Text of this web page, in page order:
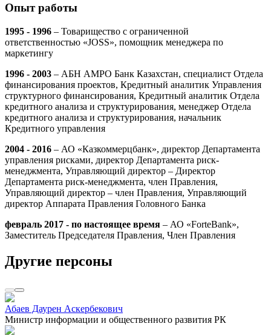
Опыт работы
1995 - 1996 – Товарищество с ограниченной
ответственностью «JOSS», помощник менеджера по
маркетингу
1996 - 2003 – АБН АМРО Банк Казахстан, специалист Отдела
финансирования проектов, Кредитный аналитик Управления
структурного финансирования, Кредитный аналитик Отдела
кредитного анализа и структурирования, менеджер Отдела
кредитного анализа и структурирования, начальник
Кредитного управления
2004 - 2016 – АО «Казкоммерцбанк», директор Департамента
управления рисками, директор Департамента риск-
менеджмента, Управляющий директор – Директор
Департамента риск-менеджмента, член Правления,
Управляющий директор – член Правления, Управляющий
директор Аппарата Правления Головного Банка
февраль 2017 - по настоящее время – АО «ForteBank»,
Заместитель Председателя Правления, Член Правления
Другие персоны
Абаев Даурен Аскербекович
Министр информации и общественного развития РК